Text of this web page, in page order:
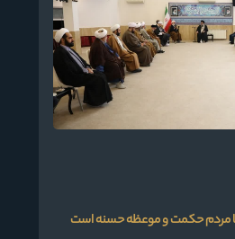
با مردم حکمت و موعظه حسنه است